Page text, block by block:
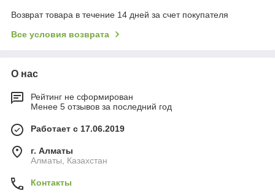
Возврат товара в течение 14 дней за счет покупателя
Все условия возврата
О нас
Рейтинг не сформирован
Менее 5 отзывов за последний год
Работает с 17.06.2019
г. Алматы
Алматы, Казахстан
Контакты